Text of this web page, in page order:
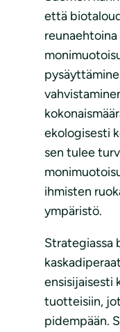
että
ekologisesti
sen tulee
ihmisten
ympäristö.
Strategiassa
ensisijaisesti
tuotteisiin,
pidempään.